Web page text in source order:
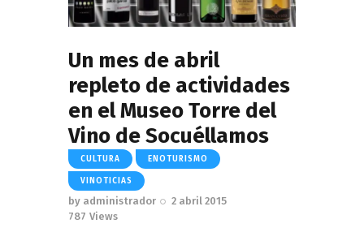
Un mes de abril
repleto de actividades
en el Museo Torre del
Vino de Socuéllamos
CULTURA ENOTURISMO
VINOTICIAS
by administrador
2 abril 2015
787 Views